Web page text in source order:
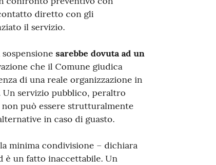
diretto con gli
il servizio.
sarebbe dovuta ad un
che il Comune giudica
di una reale organizzazione in
servizio pubblico, peraltro
può essere strutturalmente
in caso di guasto.
minima condivisione – dichiara
è un fatto inaccettabile. Un